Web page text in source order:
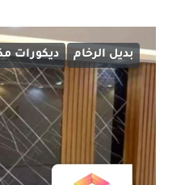
بديل الرخام ديكورات